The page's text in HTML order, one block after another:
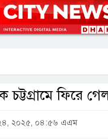
ফিরে
২৪, ২০২৫, ০৪:৫৬ এএম